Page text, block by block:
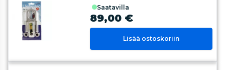
saatavilla
89,00 €
Lisää ostoskoriin